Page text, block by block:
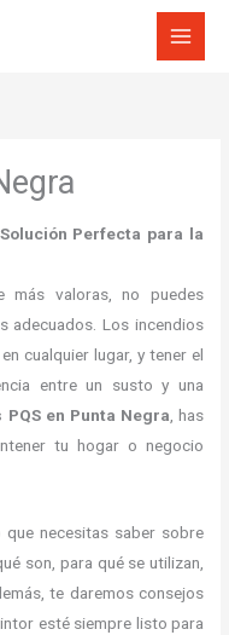
Perfecta para la
valoras, no puedes
adecuados. Los incendios
cualquier lugar, y tener el
entre un susto y una
en Punta Negra , has
tu hogar o negocio
necesitas saber sobre
son, para qué se utilizan,
te daremos consejos
esté siempre listo para